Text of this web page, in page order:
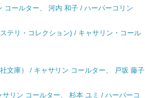
コールター、 河内 和子 / ハーパーコリン
テリ・コレクション) / キャサリン・コール
文庫） / キャサリン コールター、 戸坂 藤子
リン コールター、 杉本 ユミ / ハーパーコ